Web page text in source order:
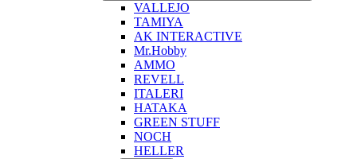
VALLEJO
TAMIYA
AK INTERACTIVE
Mr.Hobby
AMMO
REVELL
ITALERI
HATAKA
GREEN STUFF
NOCH
HELLER